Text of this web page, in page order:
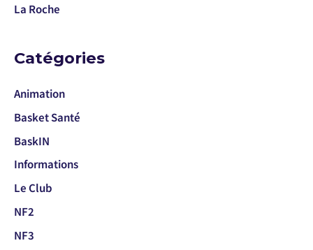
La Roche
Catégories
Animation
Basket Santé
BaskIN
Informations
Le Club
NF2
NF3